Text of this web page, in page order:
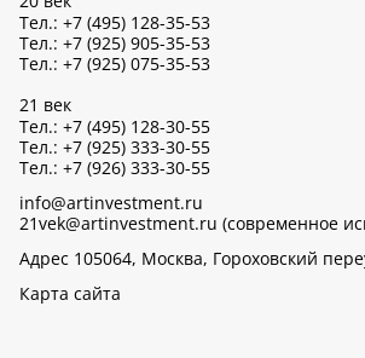
Тел.: +7 (495) 128-35-53
Тел.: +7 (925) 905-35-53
Тел.: +7 (925) 075-35-53
21 век
Тел.: +7 (495) 128-30-55
Тел.: +7 (925) 333-30-55
Тел.: +7 (926) 333-30-55
info@artinvestment.ru
21vek@artinvestment.ru (современное
Адрес 105064, Москва, Гороховский
Карта сайта